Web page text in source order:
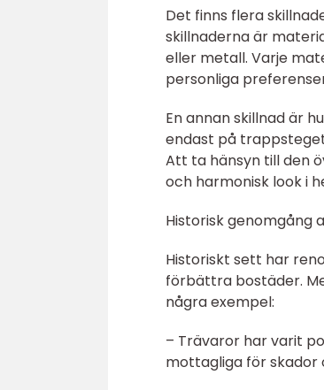
Det finns flera
skillnaderna är
eller metall. Varje
personliga
En annan skillnad är
endast på
Att ta hänsyn till den
och harmonisk look i
Historisk
Historiskt sett har
förbättra bostäder.
några exempel:
– Trävaror har varit
mottagliga för skador